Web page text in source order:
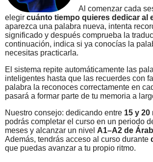
Al comenzar cada
elegir cuánto tiempo quieres dedicar al
aparezca una palabra nueva, intenta
significado y después comprueba la
continuación, indica si ya conocías la
necesitas practicarla.
El sistema repite automáticamente las
inteligentes hasta que las recuerdes con
palabra la reconoces correctamente en
pasará a formar parte de tu memoria a
Nuestro consejo: dedicando entre 15 y
podrás completar el curso en un periodo
meses y alcanzar un nivel A1–A2 de
Además, tendrás acceso al curso durante
que puedas avanzar a tu propio ritmo.